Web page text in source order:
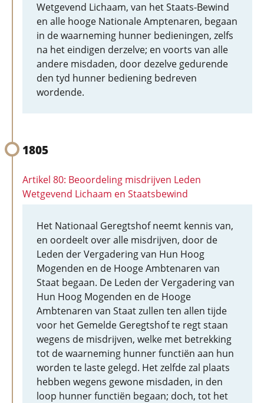
Wetgevend Lichaam, van het Staats-Bewind
en alle hooge Nationale Amptenaren, begaan
in de waarneming hunner bedieningen, zelfs
na het eindigen derzelve; en voorts van alle
andere misdaden, door dezelve gedurende
den tyd hunner bediening bedreven
wordende.
1805
Artikel 80: Beoordeling misdrijven Leden
Wetgevend Lichaam en Staatsbewind
Het Nationaal Geregtshof neemt kennis van,
en oordeelt over alle misdrijven, door de
Leden der Vergadering van Hun Hoog
Mogenden en de Hooge Ambtenaren van
Staat begaan. De Leden der Vergadering van
Hun Hoog Mogenden en de Hooge
Ambtenaren van Staat zullen ten allen tijde
voor het Gemelde Geregtshof te regt staan
wegens de misdrijven, welke met betrekking
tot de waarneming hunner functiën aan hun
worden te laste gelegd. Het zelfde zal plaats
hebben wegens gewone misdaden, in den
loop hunner functiën begaan; doch, tot het